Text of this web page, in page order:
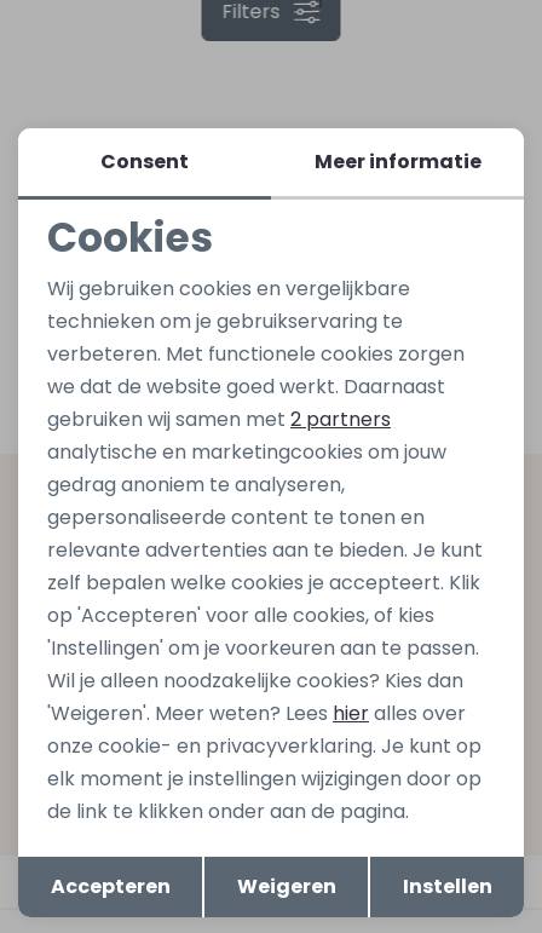
Rokken
Truien
Vesten
Accessoires
Vesten
Rokken
Truien
Vesten
Accessoires
Vesten
Rokjes
Truitjes
Vestjes
Accessoires
Shirtjes
Vestjes
Filters
Altijd als eerste op de hoogte zijn?
Schrijf je in voor onze nieuwsbrief en ontvang dan ook
gelijk €5,- korting bij besteding van €75,- op de
nieuwe collectie!
Aanmelden
Hoe we met je data omgaan? Bekijk dit in onze
privacyverklaring.
Automatisch sparen voor korting
Noodzakelijke cookies
Personalisatie cookies
Analytische cookies
Marketing cookies
Terug Opslaan
Consent Meer informatie
Cookies
Wij gebruiken cookies en vergelijkbare
technieken om je gebruikservaring te
verbeteren. Met functionele cookies zorgen
we dat de website goed werkt. Daarnaast
gebruiken wij samen met 2 partners
analytische en marketingcookies om jouw
gedrag anoniem te analyseren,
gepersonaliseerde content te tonen en
relevante advertenties aan te bieden. Je kunt
zelf bepalen welke cookies je accepteert. Klik
op 'Accepteren' voor alle cookies, of kies
'Instellingen' om je voorkeuren aan te passen.
Wil je alleen noodzakelijke cookies? Kies dan
'Weigeren'. Meer weten? Lees hieralles over
onze cookie- en privacyverklaring. Je kunt op
elk moment je instellingen wijzigingen door op
de link te klikken onder aan de pagina.
Accepteren Weigeren Instellen